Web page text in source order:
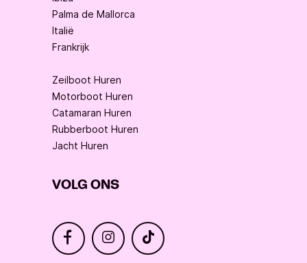
Palma de Mallorca
Italië
Frankrijk
Zeilboot Huren
Motorboot Huren
Catamaran Huren
Rubberboot Huren
Jacht Huren
VOLG ONS